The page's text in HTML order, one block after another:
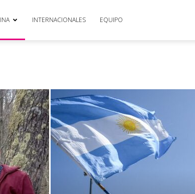
INTERNACIONALES EQUIPO